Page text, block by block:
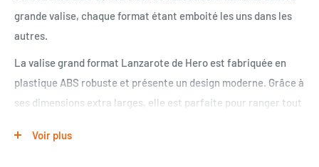
grande valise, chaque format étant emboité les uns dans les
autres.
La valise grand format Lanzarote de Hero est fabriquée en
plastique ABS robuste et présente un design moderne. Grâce à
ses dimensions extra larges, elle est parfaite pour ranger tout
assurent une maniabilité facile. De plus, la serrure intégrée
Voir plus